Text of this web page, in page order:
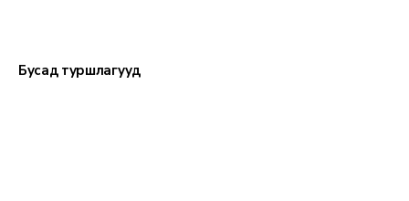
Бусад туршлагууд